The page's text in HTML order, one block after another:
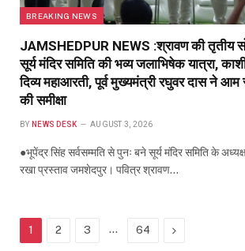
BREAKING NEWS
JAMSHEDPUR NEWS :श्रावण की तृतीय
सूर्य मंदिर समिति की भव्य जलाभिषेक यात्रा,
दिव्य महाआरती, पूर्व मुख्यमंत्री रघुवर दास ने आम
की समीक्षा
BY NEWS DESK AUGUST 3, 2026
●भूपेंद्र सिंह सर्वसम्मति से पुनः बने सूर्य मंदिर समिति के
रखा प्रस्ताव जमशेदपुर। पवित्र श्रावण…
1 2 3 … 64 Next